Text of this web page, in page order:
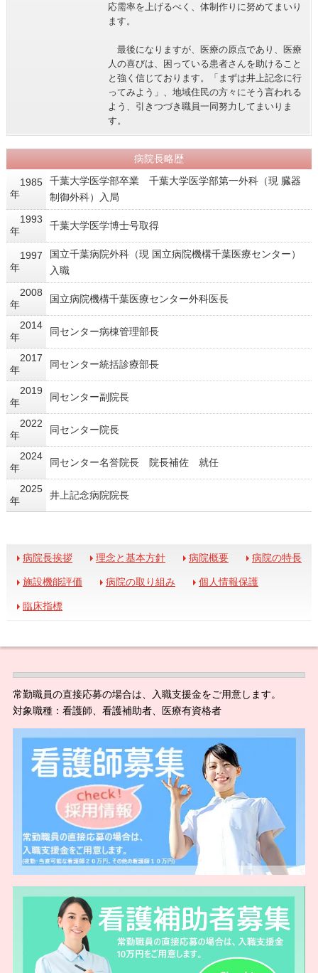
応需率を上げるべく、体制作りに努めてまいり
ます。
最後になりますが、医療の原点であり、医療
人の喜びは、困っている患者さんを助けること
と強く信じております。「まずは井上記念に行
ってみよう」、地域住民の方々にそう言われる
よう、引きつづき職員一同努力してまいりま
す。
病院長略歴
1985
年
千葉大学医学部卒業 千葉大学医学部第一外科（現 臓器
制御外科）入局
1993
年
千葉大学医学博士号取得
1997
年
国立千葉病院外科（現 国立病院機構千葉医療センター）
入職
2008
年
国立病院機構千葉医療センター外科医長
2014
年
同センター病棟管理部長
2017
年
同センター統括診療部長
2019
年
同センター副院長
2022
年
同センター院長
2024
年
同センター名誉院長 院長補佐 就任
2025
年
井上記念病院院長
病院長挨拶 理念と基本方針 病院概要 病院の特長
施設機能評価 病院の取り組み 個人情報保護
臨床指標
常勤職員の直接応募の場合は、入職支援金をご用意します。
対象職種：看護師、看護補助者、医療有資格者